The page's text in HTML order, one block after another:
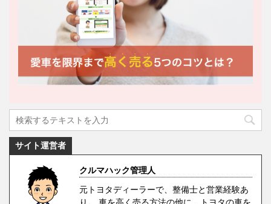
サイト運営者
クルマハック管理人
元トヨタディーラーで、整備士と営業経験あ
り。 車を高く売る方法の他に、トヨタの車を